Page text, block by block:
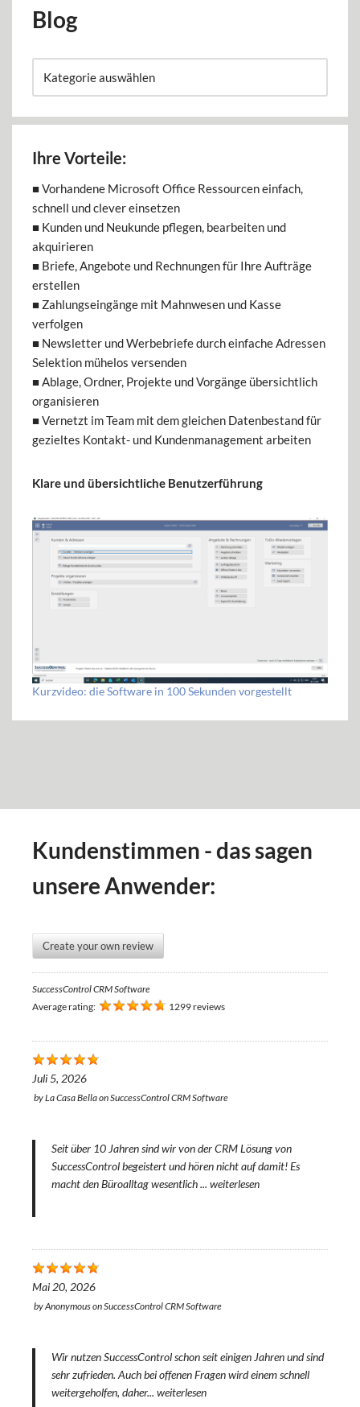
Blog
Ihre Vorteile:
■ Vorhandene Microsoft Office Ressourcen einfach,
schnell und clever einsetzen
■ Kunden und Neukunde pflegen, bearbeiten und
akquirieren
■ Briefe, Angebote und Rechnungen für Ihre Aufträge
erstellen
■ Zahlungseingänge mit Mahnwesen und Kasse
verfolgen
■ Newsletter und Werbebriefe durch einfache Adressen
Selektion mühelos versenden
■ Ablage, Ordner, Projekte und Vorgänge übersichtlich
organisieren
■ Vernetzt im Team mit dem gleichen Datenbestand für
gezieltes Kontakt- und Kundenmanagement arbeiten
Klare und übersichtliche Benutzerführung
Kurzvideo: die Software in 100 Sekunden vorgestellt
Kundenstimmen - das sagen
unsere Anwender:
Create your own review
SuccessControl CRM Software
Average rating:
1299 reviews
Juli 5, 2026
byLa Casa BellaonSuccessControl CRM Software
Seit über 10 Jahren sind wir von der CRM Lösung von
SuccessControl begeistert und hören nicht auf damit! Es
macht den Büroalltag wesentlich ... weiterlesen
Mai 20, 2026
byAnonymousonSuccessControl CRM Software
Wir nutzen SuccessControl schon seit einigen Jahren und sind
sehr zufrieden. Auch bei offenen Fragen wird einem schnell
weitergeholfen, daher... weiterlesen